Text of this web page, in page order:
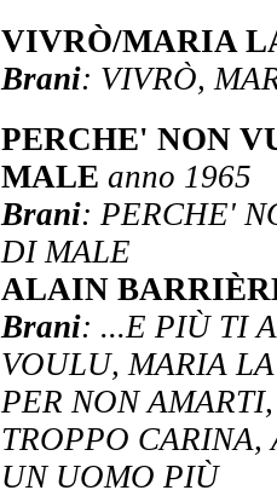
VIVRÒ/MARIA
Brani: VIVRÒ,
PERCHE' NON
MALE anno 1965
Brani: PERCHE'
DI MALE
ALAIN
Brani: ...E PIÙ TI
VOULU, MARIA
PER NON
TROPPO CARINA,
UN UOMO PIÙ